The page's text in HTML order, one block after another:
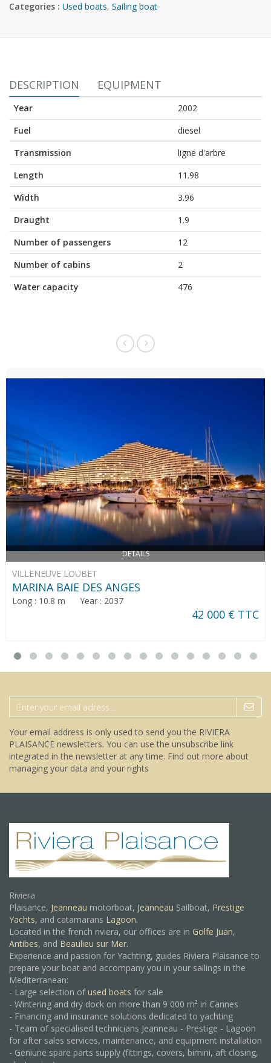
Categories : Used boats, Sailing boat
DESCRIPTION EQUIPMENT
Year
2002
Fuel
diesel
Transmission
ligne d'arbre
Length
11.98
Width
3.96
Draught
1.9
Number of passengers
12
Number of cabins
2
Water capacity
476
DETAILS
VILLENEUVE LOUBET
MARINA BAIE DES ANGES
Long : 10.8 m Year : 2037
42 000 € TTC
Your email address is only used to send you the RIVIERA
PLAISANCE newsletters. You can use the unsubscribe link
integrated in the newsletter at any time. Find out more about
managing your data and your rights
Riviera
Plaisance, Jeanneau motorboat, Jeanneau Sailboat, Prestige
Yachts, and catamarans Lagoon.
Located in the french riviera, our offices are in Golfe Juan,
Antibes, and Beaulieu sur Mer.
Experience and passion for Yachting, guides Riviera Plaisance to
prepare your boat and accompany you in your sailings in the
Mediterranean:
- Large selection ofused boats for sale
- Wintering and dry dock on more than 9 000 m² in Cannes
- Financing and insurance solutions dedicated to yachting
- Team of specialised technicians Jeanneau - Prestige - Lagoon
for after sales services, maintenance, and equipment installation
- Geniune spare parts supply (fittings, covers, bimini, aft closing,